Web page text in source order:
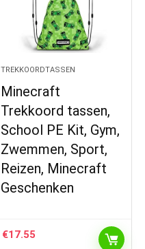
TREKKOORDTASSEN
Minecraft
Trekkoord tassen,
School PE Kit, Gym,
Zwemmen, Sport,
Reizen, Minecraft
Geschenken
€17.55